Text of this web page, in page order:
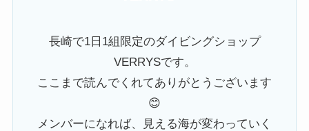
長崎で1日1組限定のダイビングショップ
VERRYSです。
ここまで読んでくれてありがとうございます
😊
メンバーになれば、見える海が変わっていく